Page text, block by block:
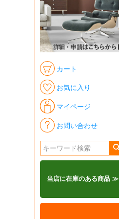
カート
お気に入り
マイページ
お問い合わせ
当店に在庫のある商品 ≫